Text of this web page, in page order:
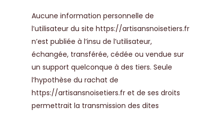
Aucune information personnelle de
l’utilisateur du site https://artisansnoisetiers.fr
n’est publiée à l’insu de l’utilisateur,
échangée, transférée, cédée ou vendue sur
un support quelconque à des tiers. Seule
l’hypothèse du rachat de
https://artisansnoisetiers.fr et de ses droits
permettrait la transmission des dites